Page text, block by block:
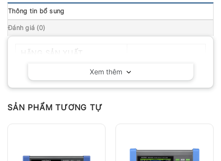
Thông tin bổ sung
Đánh giá (0)
Xem thêm
SẢN PHẨM TƯƠNG TỰ